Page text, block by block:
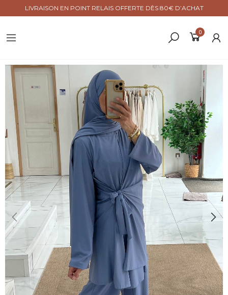
LIVRAISON EN POINT RELAIS OFFERTE DÈS 80€ D’ACHAT
0